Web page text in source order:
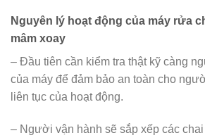
Nguyên lý hoạt động của máy rửa
mâm xoay
– Đầu tiên cần kiểm tra thật kỹ càng
của máy để đảm bảo an toàn cho
liên tục của hoạt động.
– Người vận hành sẽ sắp xếp các